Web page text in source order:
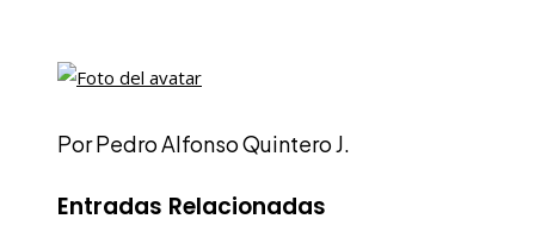
Por Pedro Alfonso Quintero J.
Entradas Relacionadas